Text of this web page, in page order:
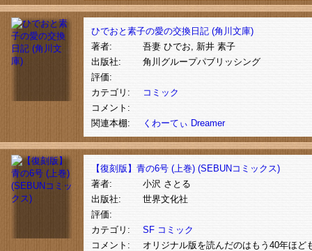
ひでおと素子の愛の交換日記 (角川文庫)
著者:
吾妻 ひでお, 新井 素子
出版社:
角川グループパブリッシング
評価:
カテゴリ:
コミック
コメント:
関連本棚:
くわーてぃ Dreamer
【復刻版】青の6号 (上巻) (SEBUNコミックス)
著者:
小沢 さとる
出版社:
世界文化社
評価:
カテゴリ:
SF コミック
コメント:
オリジナル版を読んだのはもう40年ほ